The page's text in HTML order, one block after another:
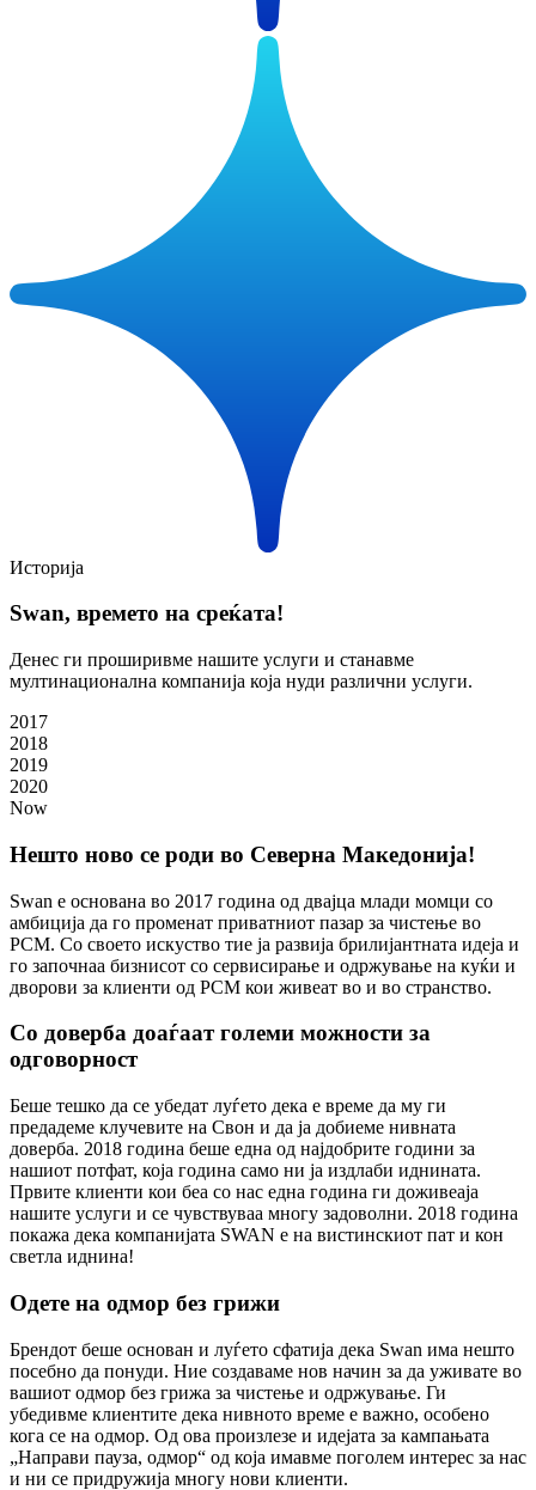
Историја
Swan, времето на среќата!
Денес ги проширивме нашите услуги и станавме
мултинационална компанија која нуди различни услуги.
2017
2018
2019
2020
Now
Нешто ново се роди во Северна Македонија!
Swan е основана во 2017 година од двајца млади момци со
амбиција да го променат приватниот пазар за чистење во
РСМ. Со своето искуство тие ја развија брилијантната идеја и
го започнаа бизнисот со сервисирање и одржување на куќи и
дворови за клиенти од РСМ кои живеат во и во странство.
Со доверба доаѓаат големи можности за
одговорност
Беше тешко да се убедат луѓето дека е време да му ги
предадеме клучевите на Свон и да ја добиеме нивната
доверба. 2018 година беше една од најдобрите години за
нашиот потфат, која година само ни ја издлаби иднината.
Првите клиенти кои беа со нас една година ги доживеаја
нашите услуги и се чувствуваа многу задоволни. 2018 година
покажа дека компанијата SWAN е на вистинскиот пат и кон
светла иднина!
Одете на одмор без грижи
Брендот беше основан и луѓето сфатија дека Swan има нешто
посебно да понуди. Ние создаваме нов начин за да уживате во
вашиот одмор без грижа за чистење и одржување. Ги
убедивме клиентите дека нивното време е важно, особено
кога се на одмор. Од ова произлезе и идејата за кампањата
„Направи пауза, одмор“ од која имавме поголем интерес за нас
и ни се придружија многу нови клиенти.